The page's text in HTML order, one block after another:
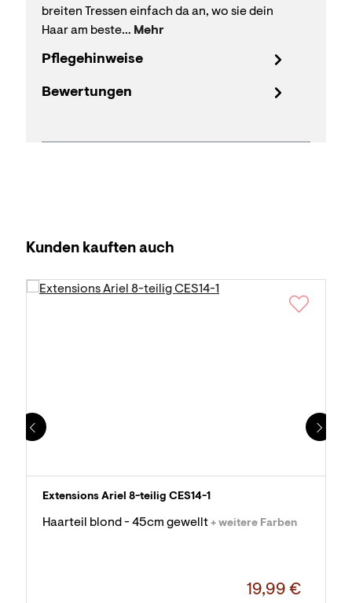
breiten Tressen einfach da an, wo sie dein
Haar am beste… Mehr
Pflegehinweise
Bewertungen
Produktgalerie überspringen
Kunden kauften auch
Extensions Ariel 8-teilig CES14-1
Haarteil blond - 45cm gewellt + weitere Farben
19,99 €